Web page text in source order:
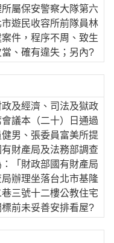
屬保安警察大隊第六
遊民收容所前隊員林
件，程序不周、致生
、確有違失；另內?
經濟、司法及獄政
議本（二十）日通過
男、張委員富美所提
財產局及法務部調查
「財政部國有財產局
辦理坐落台北市基隆
三號十二樓公教住宅
前未妥善安排看屋?